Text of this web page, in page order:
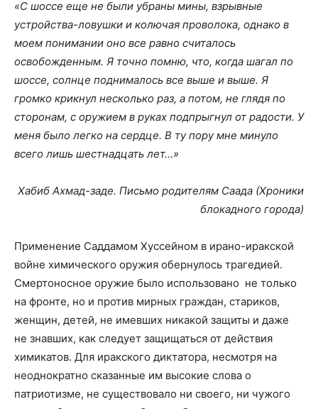
«С шоссе еще не были убраны мины, взрывные
устройства-ловушки и колючая проволока, однако в
моем понимании оно все равно считалось
освобожденным. Я точно помню, что, когда шагал по
шоссе, солнце поднималось все выше и выше. Я
громко крикнул несколько раз, а потом, не глядя по
сторонам, с оружием в руках подпрыгнул от радости. У
меня было легко на сердце. В ту пору мне минуло
всего лишь шестнадцать лет…»
Хабиб Ахмад-заде. Письмо родителям Саада (Хроники
блокадного города)
Применение Саддамом Хуссейном в ирано-иракской
войне химического оружия обернулось трагедией.
Смертоносное оружие было использовано не только
на фронте, но и против мирных граждан, стариков,
женщин, детей, не имевших никакой защиты и даже
не знавших, как следует защищаться от действия
химикатов. Для иракского диктатора, несмотря на
неоднократно сказанные им высокие слова о
патриотизме, не существовало ни своего, ни чужого